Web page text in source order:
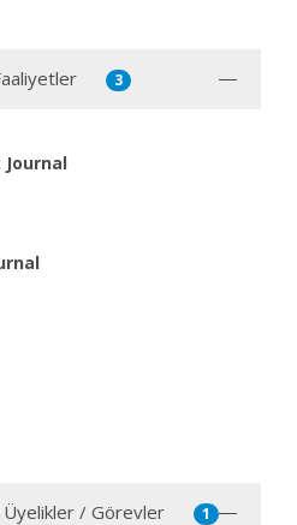
3
Üyelikler / Görevler 1